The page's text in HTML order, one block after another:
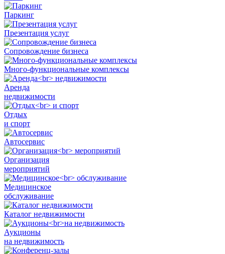
Паркинг
Презентация услуг
Сопровождение бизнеса
Много-функциональные комплексы
Аренда
недвижимости
Отдых
и спорт
Автосервис
Органи­зация
мероприятий
Медицинское
обслуживание
Каталог недвижимости
Аукционы
на недвижимость